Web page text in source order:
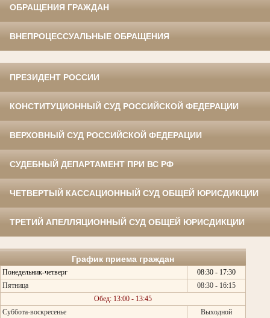
ОБРАЩЕНИЯ ГРАЖДАН
ВНЕПРОЦЕССУАЛЬНЫЕ ОБРАЩЕНИЯ
ПРЕЗИДЕНТ РОССИИ
КОНСТИТУЦИОННЫЙ СУД РОССИЙСКОЙ ФЕДЕРАЦИИ
ВЕРХОВНЫЙ СУД РОССИЙСКОЙ ФЕДЕРАЦИИ
СУДЕБНЫЙ ДЕПАРТАМЕНТ ПРИ ВС РФ
ЧЕТВЕРТЫЙ КАССАЦИОННЫЙ СУД ОБЩЕЙ ЮРИСДИКЦИИ
ТРЕТИЙ АПЕЛЛЯЦИОННЫЙ СУД ОБЩЕЙ ЮРИСДИКЦИИ
График приема граждан
Понедельник-четверг
08:30 - 17:30
Пятница
08:30 - 16:15
Обед: 13:00 - 13:45
Суббота-воскресенье
Выходной